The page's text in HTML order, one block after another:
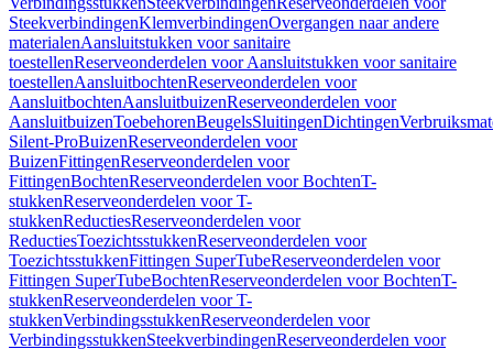
SteekverbindingenKlemverbindingenOvergangen naar andere
materialenAansluitstukken voor sanitaire
toestellenReserveonderdelen voor Aansluitstukken voor sanitaire
toestellenAansluitbochtenReserveonderdelen voor
AansluitbochtenAansluitbuizenReserveonderdelen voor
AansluitbuizenToebehorenBeugelsSluitingenDichtingen
Silent-ProBuizenReserveonderdelen voor
BuizenFittingenReserveonderdelen voor
FittingenBochtenReserveonderdelen voor BochtenT-
stukkenReserveonderdelen voor T-
stukkenReductiesReserveonderdelen voor
ReductiesToezichtsstukkenReserveonderdelen voor
ToezichtsstukkenFittingen SuperTubeReserveonderdelen voor
Fittingen SuperTubeBochtenReserveonderdelen voor BochtenT-
stukkenReserveonderdelen voor T-
stukkenVerbindingsstukkenReserveonderdelen voor
VerbindingsstukkenSteekverbindingenReserveonderdelen voor